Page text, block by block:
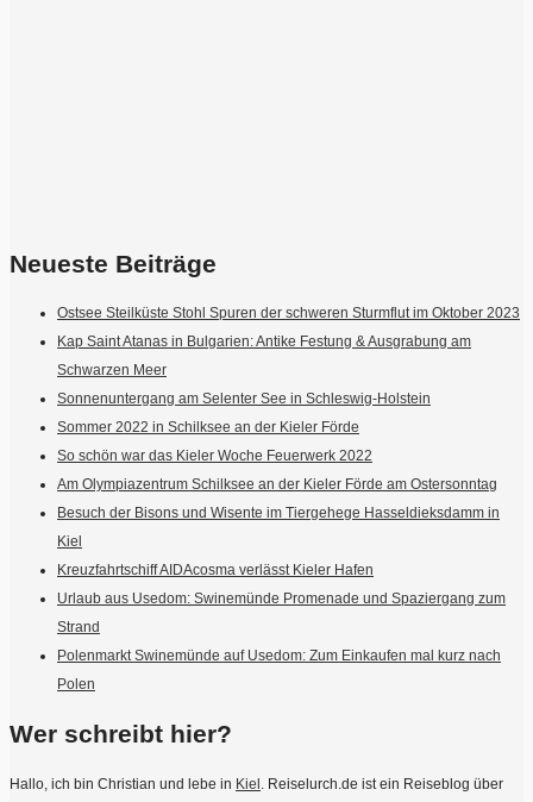
Neueste Beiträge
Ostsee Steilküste Stohl Spuren der schweren Sturmflut im Oktober 2023
Kap Saint Atanas in Bulgarien: Antike Festung & Ausgrabung am
Schwarzen Meer
Sonnenuntergang am Selenter See in Schleswig-Holstein
Sommer 2022 in Schilksee an der Kieler Förde
So schön war das Kieler Woche Feuerwerk 2022
Am Olympiazentrum Schilksee an der Kieler Förde am Ostersonntag
Besuch der Bisons und Wisente im Tiergehege Hasseldieksdamm in
Kiel
Kreuzfahrtschiff AIDAcosma verlässt Kieler Hafen
Urlaub aus Usedom: Swinemünde Promenade und Spaziergang zum
Strand
Polenmarkt Swinemünde auf Usedom: Zum Einkaufen mal kurz nach
Polen
Wer schreibt hier?
Hallo, ich bin Christian und lebe in Kiel. Reiselurch.de ist ein Reiseblog über